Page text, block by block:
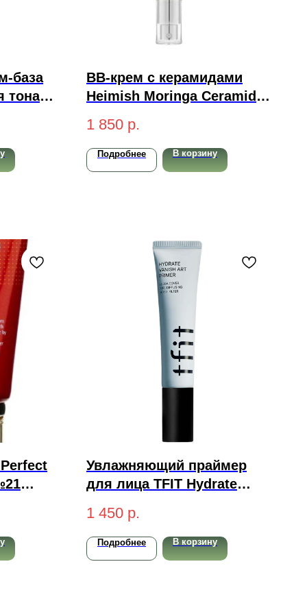
база
тона
BB-крем с керамидами
Heimish Moringa Ceramide
#25N Medium 30гр
1 850 р.
Подробнее В корзину
Увлажняющий праймер
для лица TFIT Hydrate
1 450 р.
Подробнее В корзину